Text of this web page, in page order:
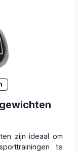
zijn ideaal om
te